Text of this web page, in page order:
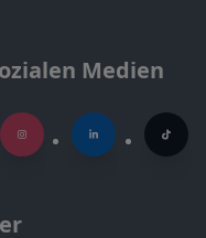
Medien